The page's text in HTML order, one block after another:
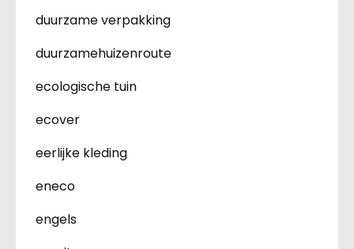
duurzame verpakking
duurzamehuizenroute
ecologische tuin
ecover
eerlijke kleding
eneco
engels